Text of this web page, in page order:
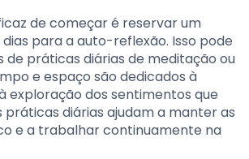
de começar é reservar um
para a auto-reflexão. Isso pode
de práticas diárias de meditação ou
e espaço são dedicados à
exploração dos sentimentos que
práticas diárias ajudam a manter as
e a trabalhar continuamente na